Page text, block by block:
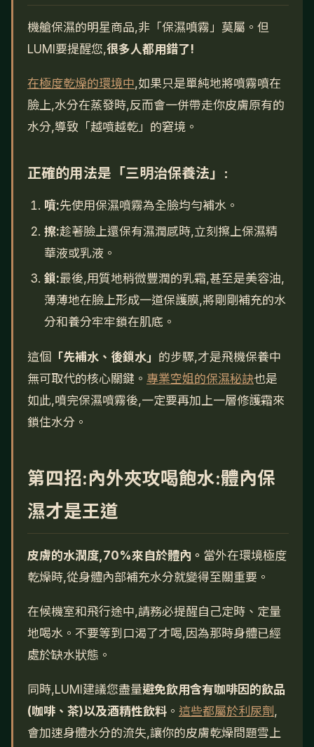
機艙保濕的明星商品,非「保濕噴霧」莫屬。但
LUMI要提醒您,很多人都用錯了!
在極度乾燥的環境中,如果只是單純地將噴霧噴在
臉上,水分在蒸發時,反而會一併帶走你皮膚原有的
水分,導致「越噴越乾」的窘境。
正確的用法是「三明治保養法」:
噴:先使用保濕噴霧為全臉均勻補水。
擦:趁著臉上還保有濕潤感時,立刻擦上保濕精
華液或乳液。
鎖:最後,用質地稍微豐潤的乳霜,甚至是美容油,
薄薄地在臉上形成一道保護膜,將剛剛補充的水
分和養分牢牢鎖在肌底。
這個 「先補水、後鎖水」 的步驟,才是飛機保養中
無可取代的核心關鍵。 專業空姐的保濕秘訣也是
如此,噴完保濕噴霧後,一定要再加上一層修護霜來
鎖住水分。
第四招:內外夾攻喝飽水:體內保
濕才是王道
皮膚的水潤度,70%來自於體內。 當外在環境極度
乾燥時,從身體內部補充水分就變得至關重要。
在候機室和飛行途中,請務必提醒自己定時、定量
地喝水。不要等到口渴了才喝,因為那時身體已經
處於缺水狀態。
同時,LUMI建議您盡量避免飲用含有咖啡因的飲品
(咖啡、茶)以及酒精性飲料 。 這些都屬於利尿劑 ,
會加速身體水分的流失,讓你的皮膚乾燥問題雪上